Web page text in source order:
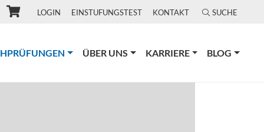
LOGIN EINSTUFUNGSTEST KONTAKT SUCHE
(CURRENT)
ÜBER UNS KARRIERE BLOG